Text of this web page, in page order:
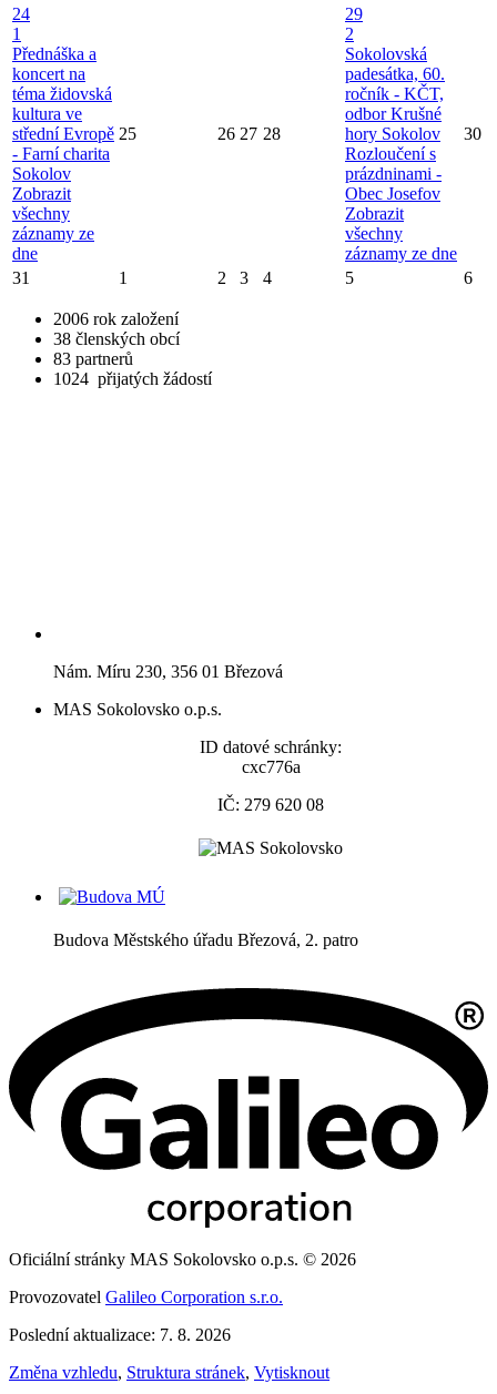
24
1
Přednáška a
koncert na
téma židovská
kultura ve
střední Evropě
- Farní charita
Sokolov
Zobrazit
všechny
záznamy ze
dne
25 26 27 28
29
2
Sokolovská
padesátka, 60.
ročník - KČT,
odbor Krušné
hory Sokolov
Rozloučení s
prázdninami -
Obec Josefov
Zobrazit
všechny
záznamy ze dne
30
31 1 2 3 4 5 6
2006 rok založení
38 členských obcí
83 partnerů
1024 přijatých žádostí
Nám. Míru 230, 356 01 Březová
MAS Sokolovsko o.p.s.
ID datové schránky:
cxc776a
IČ: 279 620 08
Budova Městského úřadu Březová, 2. patro
Oficiální stránky MAS Sokolovsko o.p.s. © 2026
Provozovatel Galileo Corporation s.r.o.
Poslední aktualizace: 7. 8. 2026
Změna vzhledu, Struktura stránek, Vytisknout